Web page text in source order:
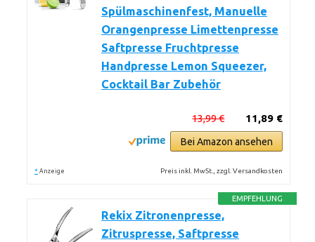
Spülmaschinenfest, Manuelle
Orangenpresse Limettenpresse
Saftpresse Fruchtpresse
Handpresse Lemon Squeezer,
Cocktail Bar Zubehör
11,89 €
13,99 €
Bei Amazon ansehen
* Anzeige Preis inkl. MwSt., zzgl. Versandkosten
EMPFEHLUNG
Rekix Zitronenpresse,
Zitruspresse, Saftpresse